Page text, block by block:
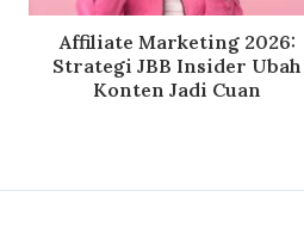
Affiliate Marketing 2026:
Strategi JBB Insider Ubah
Konten Jadi Cuan